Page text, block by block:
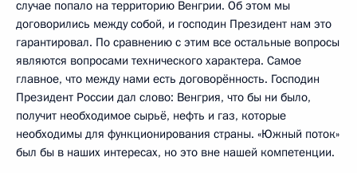
случае попало на территорию Венгрии. Об этом мы
договорились между собой, и господин Президент нам это
гарантировал. По сравнению с этим все остальные вопросы
являются вопросами технического характера. Самое
главное, что между нами есть договорённость. Господин
Президент России дал слово: Венгрия, что бы ни было,
получит необходимое сырьё, нефть и газ, которые
необходимы для функционирования страны. «Южный поток»
был бы в наших интересах, но это вне нашей компетенции.